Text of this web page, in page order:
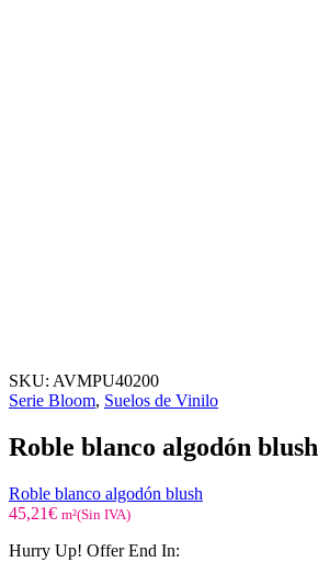
SKU: AVMPU40200
Serie Bloom, Suelos de Vinilo
Roble blanco algodón blush
Roble blanco algodón blush
45,21€ m²(Sin IVA)
Hurry Up! Offer End In: